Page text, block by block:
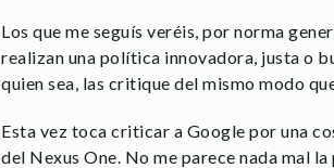
Los que me seguís veréis, por norma
realizan una política innovadora, justa o
quien sea, las critique del mismo modo
Esta vez toca criticar a Google por una
del Nexus One. No me parece nada mal